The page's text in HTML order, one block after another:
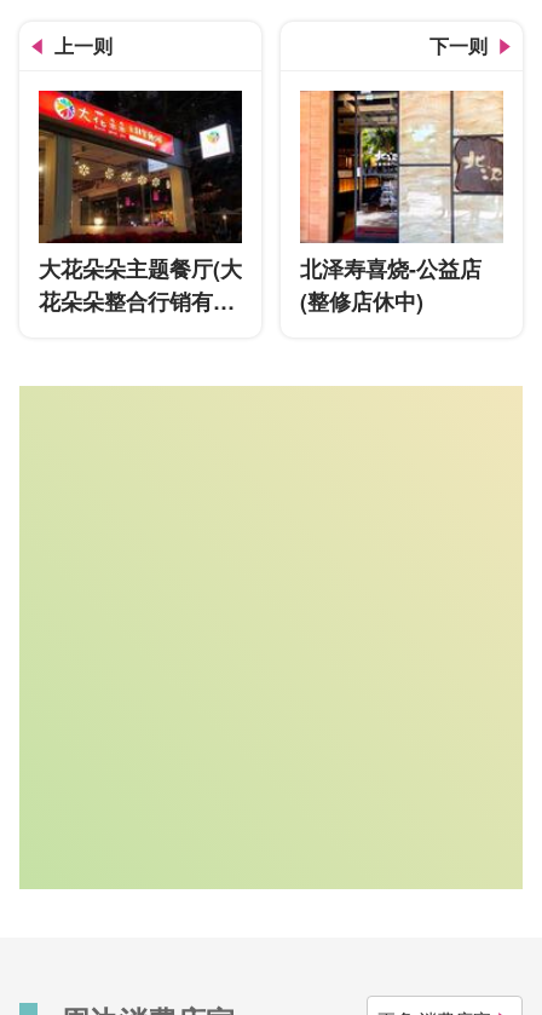
上一则
大花朵朵主题餐厅(大
花朵朵整合行销有限
下一则
北泽寿喜烧-公益店
(整修店休中)